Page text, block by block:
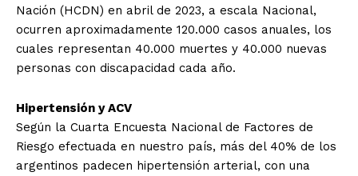
Nación (HCDN) en abril de 2023, a escala Nacional,
ocurren aproximadamente 120.000 casos anuales, los
cuales representan 40.000 muertes y 40.000 nuevas
personas con discapacidad cada año.
Hipertensión y ACV
Según la Cuarta Encuesta Nacional de Factores de
Riesgo efectuada en nuestro país, más del 40% de los
argentinos padecen hipertensión arterial, con una